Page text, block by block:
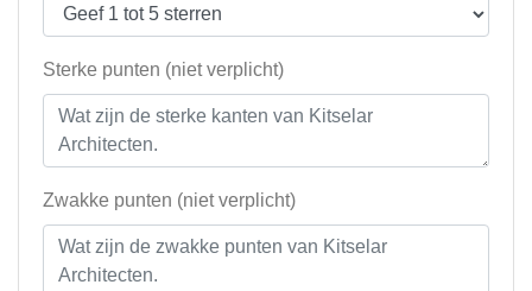
Sterke punten (niet verplicht)
Zwakke punten (niet verplicht)